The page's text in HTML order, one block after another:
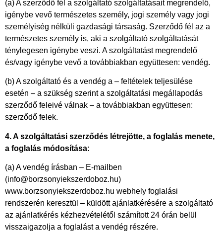
(a) A szerződő fél a szolgáltató szolgáltatásait megrendelő,
igénybe vevő természetes személy, jogi személy vagy jogi
személyiség nélküli gazdasági társaság. Szerződő fél az a
természetes személy is, aki a szolgáltató szolgáltatását
ténylegesen igénybe veszi. A szolgáltatást megrendelő
és/vagy igénybe vevő a továbbiakban együttesen: vendég.
(b) A szolgáltató és a vendég a – feltételek teljesülése
esetén – a szükség szerint a szolgáltatási megállapodás
szerződő feleivé válnak – a továbbiakban együttesen:
szerződő felek.
4. A szolgáltatási szerződés létrejötte, a foglalás menete,
a foglalás módosítása:
(a) A vendég írásban – E-mailben
(info@borzsonyiekszerdoboz.hu)
www.borzsonyiekszerdoboz.hu webhely foglalási
rendszerén keresztül – küldött ajánlatkérésére a szolgáltató
az ajánlatkérés kézhezvételétől számított 24 órán belül
visszaigazolja a foglalást a vendég részére.